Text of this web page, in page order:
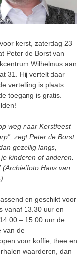
kerst, zaterdag 23
Peter de Borst van
Wilhelmus aan
31. Hij vertelt daar
vertelling is plaats
toegang is gratis.
weg naar Kerstfeest
zegt Peter de Borst,
gezellig langs,
kinderen of anderen.
(Archieffoto Hans van
en geschikt voor
vanaf 13.30 uur en
– 15.00 uur de
van de
voor koffie, thee en
waarderen, dan